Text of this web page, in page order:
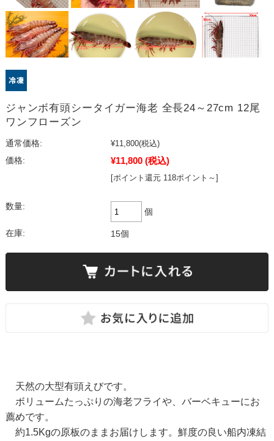
ジャンボ有頭シータイガー海老 全長24～27cm 12尾
ワンフローズン
通常価格: ¥11,800(税込)
価格:
¥11,800 (税込)
[ポイント還元 118ポイント～]
数量:
個
在庫: 15個
天然の大型有頭えびです。
ボリュームたっぷりの海老フライや、バーベキューにお
薦めです。
約1.5Kgの原板のままお届けします。鮮度の良い船内凍結